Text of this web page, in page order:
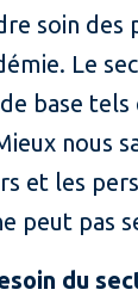
soin
Le
base
nous
et les
peut pas
du